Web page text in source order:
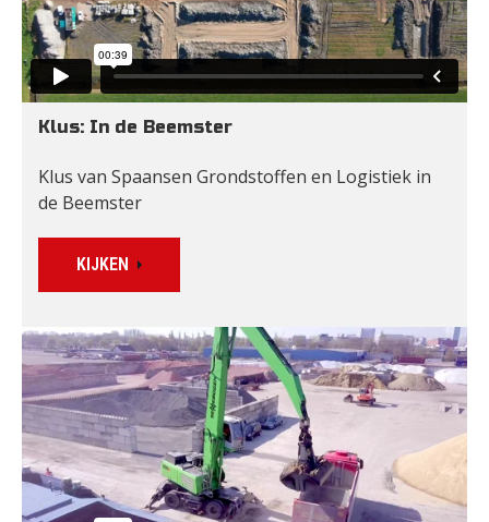
Klus: In de Beemster
Klus van Spaansen Grondstoffen en Logistiek in
de Beemster
KIJKEN